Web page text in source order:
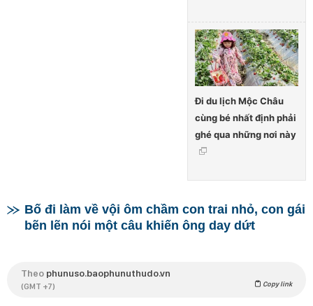
Đi du lịch Mộc Châu
cùng bé nhất định phải
ghé qua những nơi này
Bố đi làm về vội ôm chầm con trai nhỏ, con gái
bẽn lẽn nói một câu khiến ông day dứt
Theo phunuso.baophunuthudo.vn
(GMT +7) Copy link